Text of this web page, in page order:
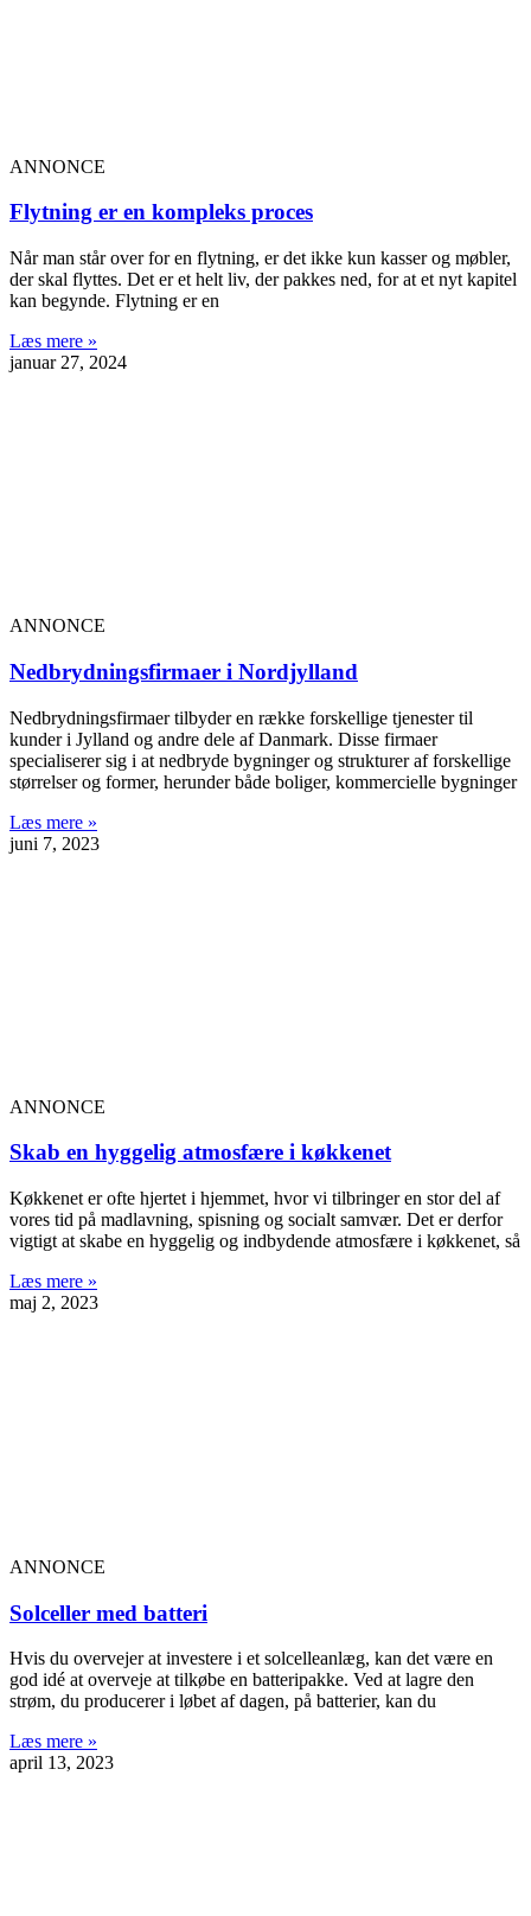
ANNONCE
Flytning er en kompleks proces
Når man står over for en flytning, er det ikke kun kasser og møbler,
der skal flyttes. Det er et helt liv, der pakkes ned, for at et nyt kapitel
kan begynde. Flytning er en
Læs mere »
januar 27, 2024
ANNONCE
Nedbrydningsfirmaer i Nordjylland
Nedbrydningsfirmaer tilbyder en række forskellige tjenester til
kunder i Jylland og andre dele af Danmark. Disse firmaer
specialiserer sig i at nedbryde bygninger og strukturer af forskellige
størrelser og former, herunder både boliger, kommercielle bygninger
Læs mere »
juni 7, 2023
ANNONCE
Skab en hyggelig atmosfære i køkkenet
Køkkenet er ofte hjertet i hjemmet, hvor vi tilbringer en stor del af
vores tid på madlavning, spisning og socialt samvær. Det er derfor
vigtigt at skabe en hyggelig og indbydende atmosfære i køkkenet, så
Læs mere »
maj 2, 2023
ANNONCE
Solceller med batteri
Hvis du overvejer at investere i et solcelleanlæg, kan det være en
god idé at overveje at tilkøbe en batteripakke. Ved at lagre den
strøm, du producerer i løbet af dagen, på batterier, kan du
Læs mere »
april 13, 2023